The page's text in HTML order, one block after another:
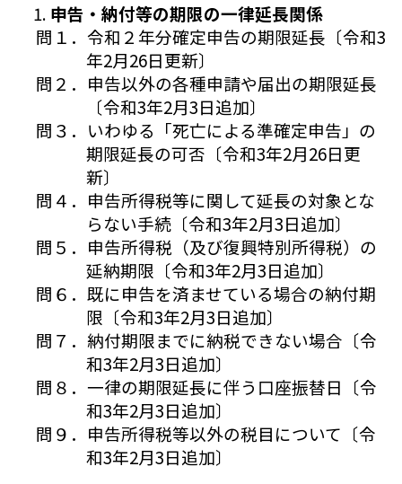
申告・納付等の期限の一律延長関係
問１．令和２年分確定申告の期限延長〔令和3
年2月26日更新〕
問２．申告以外の各種申請や届出の期限延長
〔令和3年2月3日追加〕
問３．いわゆる「死亡による準確定申告」の
期限延長の可否〔令和3年2月26日更
新〕
問４．申告所得税等に関して延長の対象とな
らない手続〔令和3年2月3日追加〕
問５．申告所得税（及び復興特別所得税）の
延納期限〔令和3年2月3日追加〕
問６．既に申告を済ませている場合の納付期
限〔令和3年2月3日追加〕
問７．納付期限までに納税できない場合〔令
和3年2月3日追加〕
問８．一律の期限延長に伴う口座振替日〔令
和3年2月3日追加〕
問９．申告所得税等以外の税目について〔令
和3年2月3日追加〕